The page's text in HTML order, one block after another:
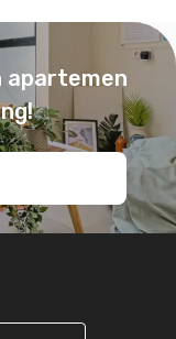
apartemen